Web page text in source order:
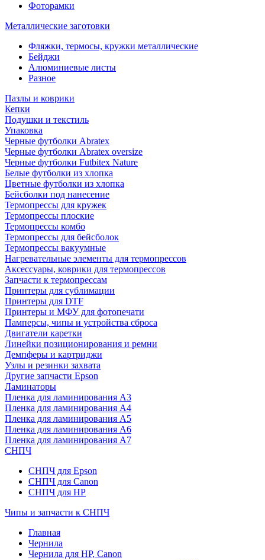
Фоторамки
Металлические заготовки
Фляжки, термосы, кружки металлические
Бейджи
Алюминиевые листы
Разное
Пазлы и коврики
Кепки
Подушки и текстиль
Упаковка
Черные футболки Abratex
Черные футболки Abratex oversize
Черные футболки Futbitex Nature
Белые футболки из хлопка
Цветные футболки из хлопка
Бейсболки под нанесение
Термопрессы для кружек
Термопрессы плоские
Термопрессы комбо
Термопрессы для бейсболок
Термопрессы вакуумные
Нагревательные элементы для термопрессов
Аксессуары, коврики для термопрессов
Запчасти к термопрессам
Принтеры для сублимации
Принтеры для DTF
Принтеры и МФУ для фотопечати
Памперсы, чипы и устройства сброса
Двигатели каретки
Линейки позиционирования и ремни
Демпферы и картриджи
Узлы и резинки захвата
Другие запчасти Epson
Ламинаторы
Пленка для ламинирования А3
Пленка для ламинирования А4
Пленка для ламинирования А5
Пленка для ламинирования А6
Пленка для ламинирования А7
СНПЧ
СНПЧ для Epson
СНПЧ для Canon
СНПЧ для HP
Чипы и запчасти к СНПЧ
Главная
Чернила
Чернила для HP, Canon